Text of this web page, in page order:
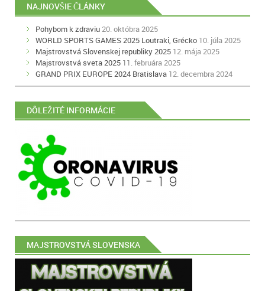
NAJNOVŠIE ČLÁNKY
Pohybom k zdraviu20. októbra 2025
WORLD SPORTS GAMES 2025 Loutraki, Grécko 10. júla 2025
Majstrovstvá Slovenskej republiky 2025 12. mája 2025
Majstrovstvá sveta 2025 11. februára 2025
GRAND PRIX EUROPE 2024 Bratislava 12. decembra 2024
DÔLEŽITÉ INFORMÁCIE
MAJSTROVSTVÁ SLOVENSKA